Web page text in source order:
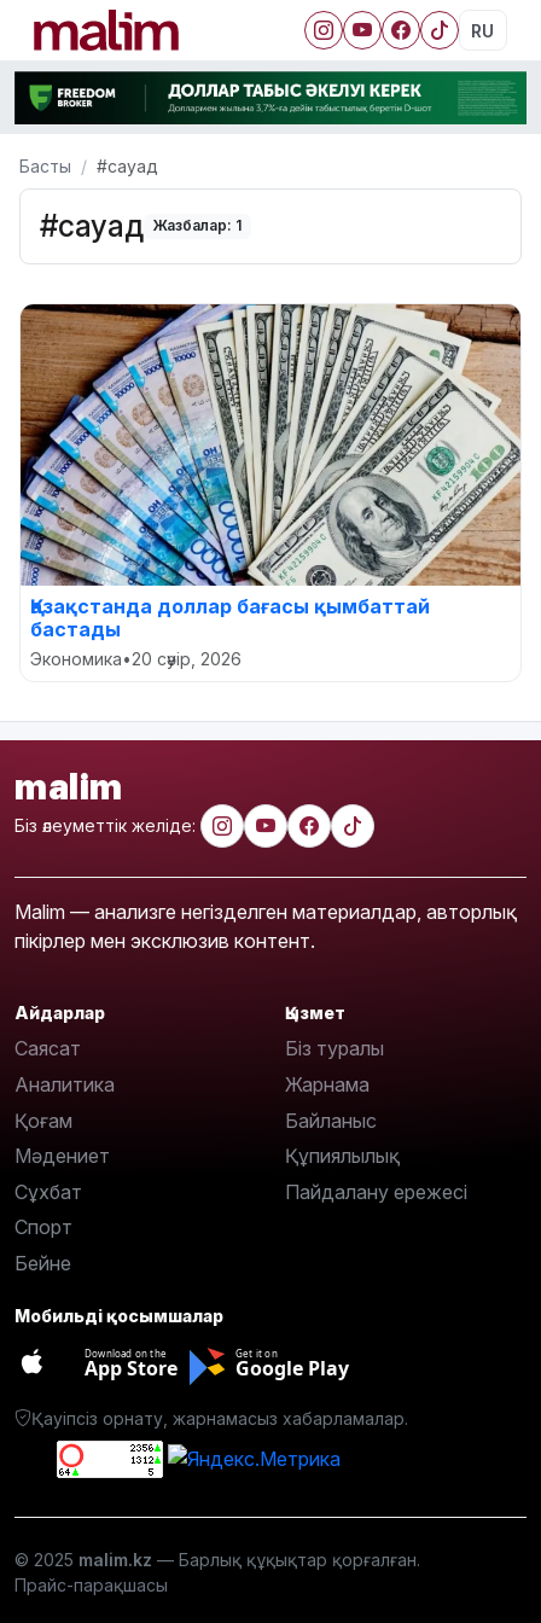
RU
Басты #сауад
#сауад Жазбалар: 1
Қазақстанда доллар бағасы қымбаттай
бастады
Экономика•20 сәуір, 2026
malim
Біз әлеуметтік желіде:
Malim — анализге негізделген материалдар, авторлық
пікірлер мен эксклюзив контент.
Айдарлар
Саясат
Аналитика
Қоғам
Мәдениет
Сұхбат
Спорт
Бейне
Қызмет
Біз туралы
Жарнама
Байланыс
Құпиялылық
Пайдалану ережесі
Мобильді қосымшалар
Download on the
App Store
Get it on
Google Play
Қауіпсіз орнату, жарнамасыз хабарламалар.
© 2025 malim.kz — Барлық құқықтар қорғалған.
Прайс-парақшасы